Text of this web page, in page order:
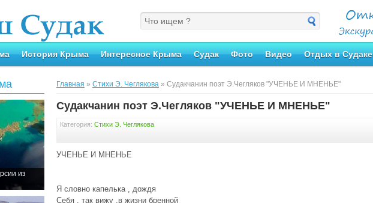
История Крыма Интересное Крыма Судак Фото Видео Отдых в Судаке
из
Главная » Стихи Э. Чеглякова » Судакчанин поэт Э.Чегляков "УЧЕНЬЕ И МНЕНЬЕ"
Судакчанин поэт Э.Чегляков "УЧЕНЬЕ И МНЕНЬЕ"
Категория: Стихи Э. Чеглякова
УЧЕНЬЕ И МНЕНЬЕ
Я словно капелька , дождя
Себя , так вижу ,в жизни бренной